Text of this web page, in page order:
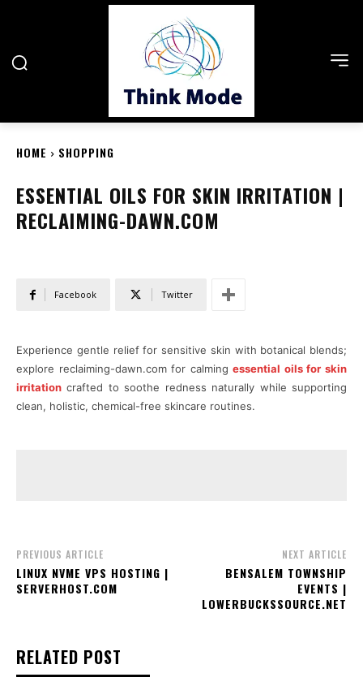
HOME SHOPPING
ESSENTIAL OILS FOR SKIN IRRITATION |
RECLAIMING-DAWN.COM
Facebook Twitter
Experience gentle relief for sensitive skin with botanical blends;
explore reclaiming-dawn.com for calmingessential oils for skin
irritation crafted to soothe redness naturally while supporting
clean, holistic, chemical-free skincare routines.
PREVIOUS ARTICLE
LINUX NVME VPS HOSTING |
SERVERHOST.COM
NEXT ARTICLE
BENSALEM TOWNSHIP
EVENTS |
LOWERBUCKSSOURCE.NET
RELATED POST